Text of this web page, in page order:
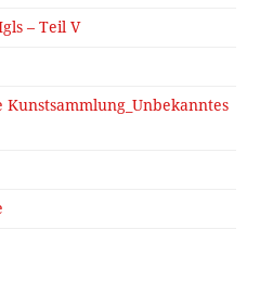
– Teil V